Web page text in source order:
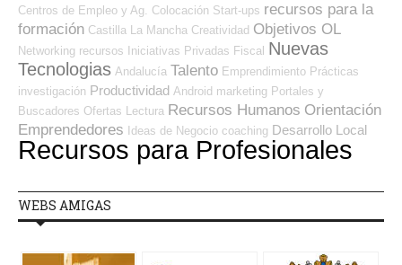
Centros de Empleo y Ag. Colocación Start-ups recursos para la
formación Castilla La Mancha Creatividad Objetivos OL
Networking recursos Iniciativas Privadas Fiscal Nuevas
Tecnologias Andalucía Talento Emprendimiento Prácticas
investigación Productividad Android marketing Portales y
Buscadores Ofertas Lectura Recursos Humanos Orientación
Emprendedores
Ideas de Negocio coaching Desarrollo Local
Recursos para Profesionales
WEBS AMIGAS